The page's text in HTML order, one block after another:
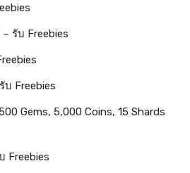
– รับ Freebies
บ Freebies
Gems, 5,000 Coins, 15 Shards
Freebies